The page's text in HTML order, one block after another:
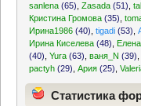
sanlena (65) ,Zasada (51) ,
Кристина Громова (35) ,
Ирина1986 (40) ,tigadi (53) ,
Ирина Киселева (48)
(40) ,Yura (63) ,ваня_N (39)
pactyh (29) ,Ария (25) ,
Статистика